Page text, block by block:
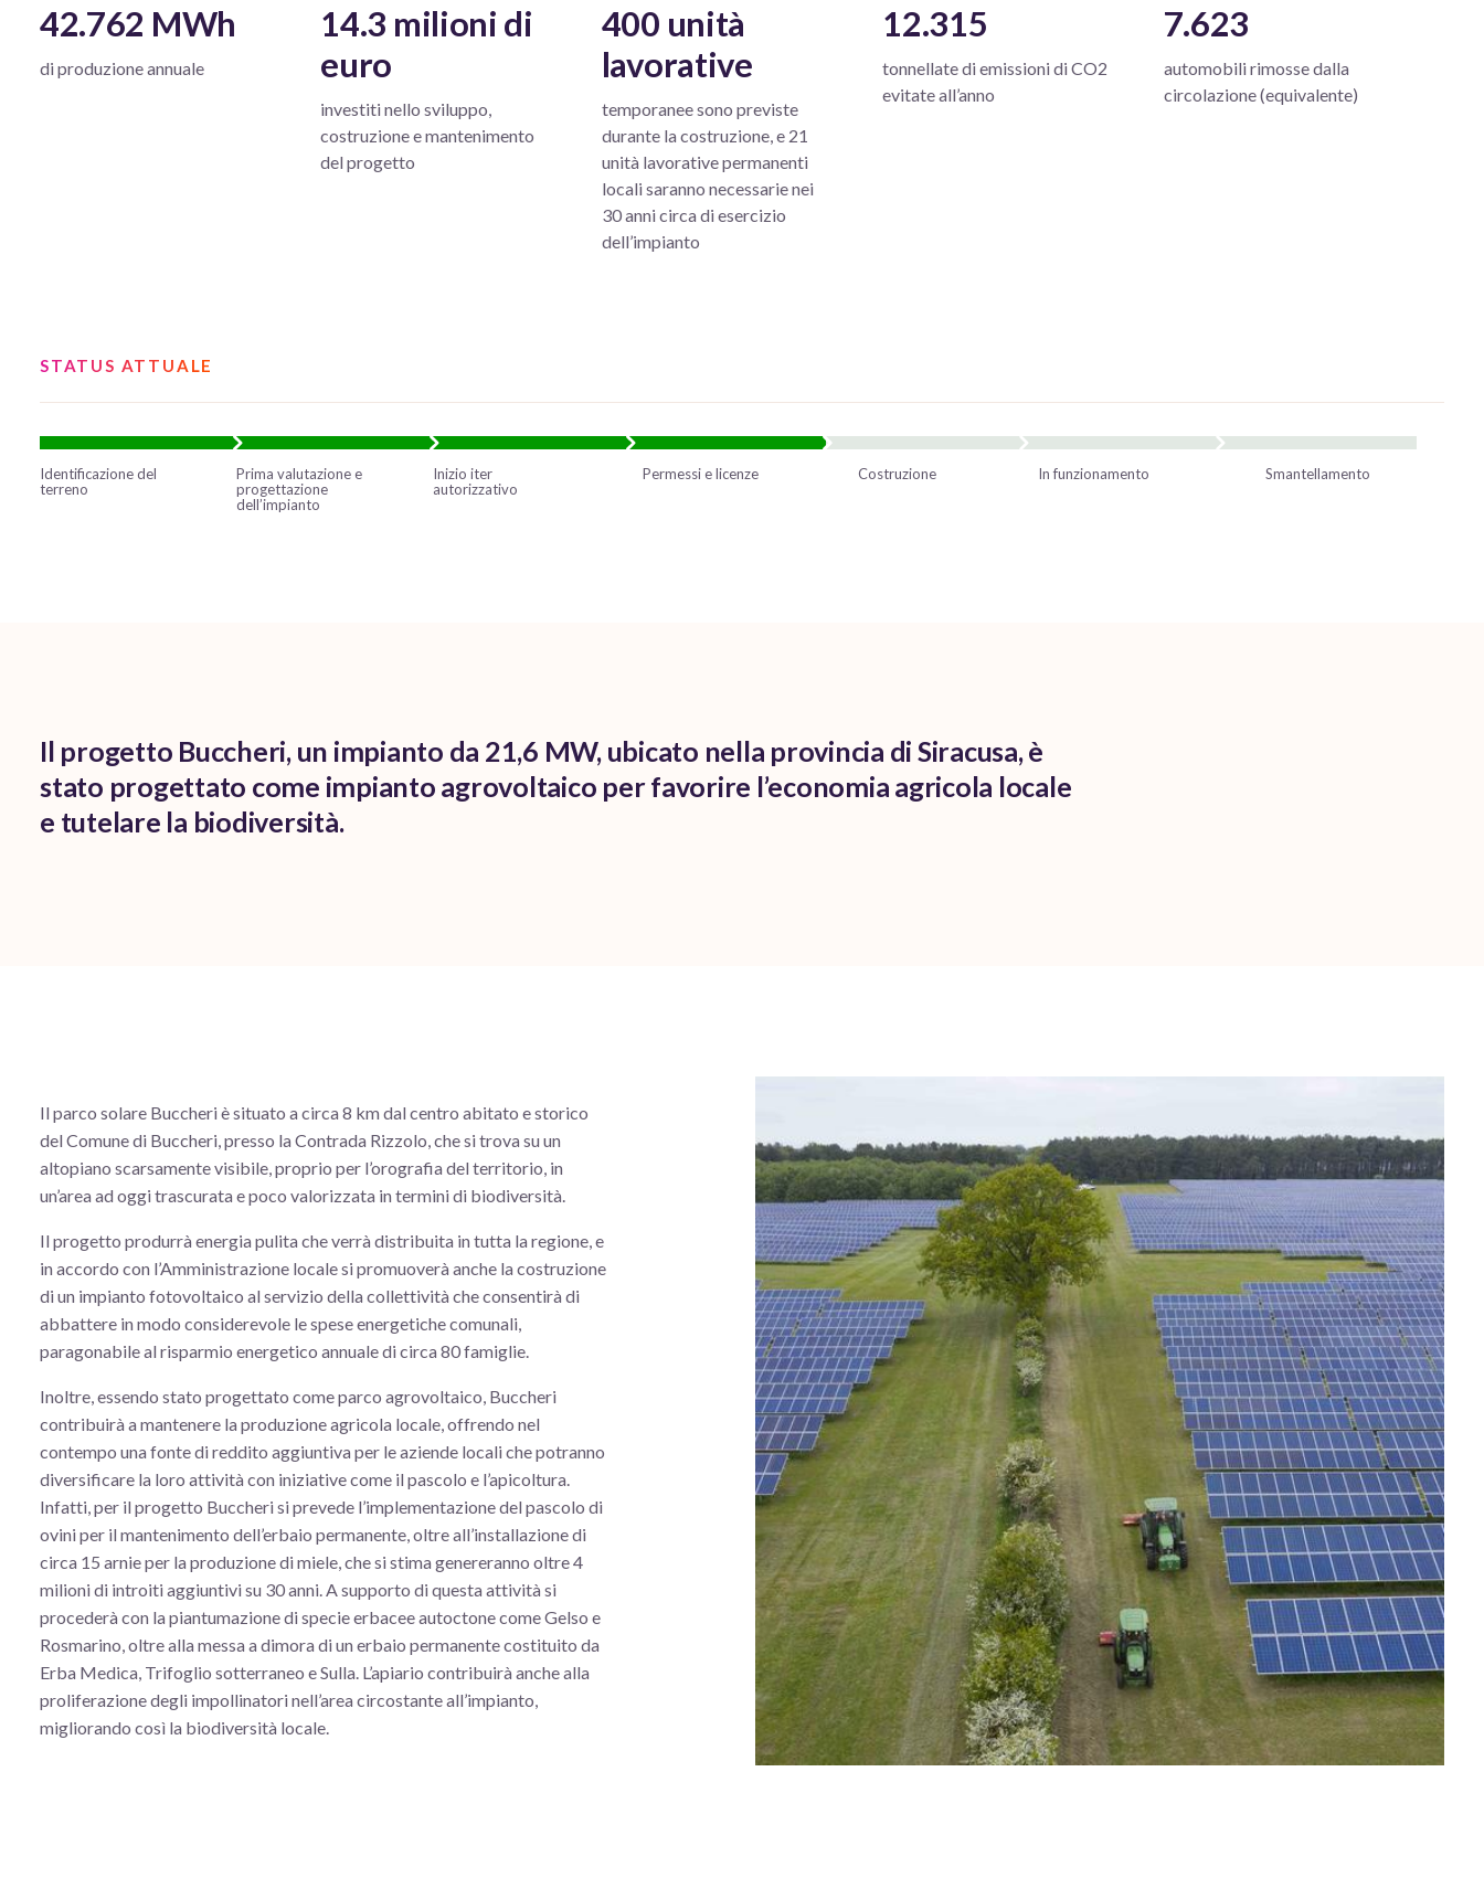
42.762 MWh
di produzione annuale
14.3 milioni di
euro
investiti nello sviluppo,
costruzione e mantenimento
del progetto
400 unità
lavorative
temporanee sono previste
durante la costruzione, e 21
unità lavorative permanenti
locali saranno necessarie nei
30 anni circa di esercizio
dell’impianto
12.315
tonnellate di emissioni di CO2
evitate all’anno
7.623
automobili rimosse dalla
circolazione (equivalente)
STATUS ATTUALE
Identificazione del
terreno
Prima valutazione e
progettazione
dell’impianto
Inizio iter
autorizzativo
Permessi e licenze Costruzione In funzionamento Smantellamento
Il progetto Buccheri, un impianto da 21,6 MW, ubicato nella provincia di Siracusa, è
stato progettato come impianto agrovoltaico per favorire l’economia agricola locale
e tutelare la biodiversità.
Il parco solare Buccheri è situato a circa 8 km dal centro abitato e storico
del Comune di Buccheri, presso la Contrada Rizzolo, che si trova su un
altopiano scarsamente visibile, proprio per l’orografia del territorio, in
un’area ad oggi trascurata e poco valorizzata in termini di biodiversità.
Il progetto produrrà energia pulita che verrà distribuita in tutta la regione, e
in accordo con l’Amministrazione locale si promuoverà anche la costruzione
di un impianto fotovoltaico al servizio della collettività che consentirà di
abbattere in modo considerevole le spese energetiche comunali,
paragonabile al risparmio energetico annuale di circa 80 famiglie.
Inoltre, essendo stato progettato come parco agrovoltaico, Buccheri
contribuirà a mantenere la produzione agricola locale, offrendo nel
contempo una fonte di reddito aggiuntiva per le aziende locali che potranno
diversificare la loro attività con iniziative come il pascolo e l’apicoltura.
Infatti, per il progetto Buccheri si prevede l’implementazione del pascolo di
ovini per il mantenimento dell’erbaio permanente, oltre all’installazione di
circa 15 arnie per la produzione di miele, che si stima genereranno oltre 4
milioni di introiti aggiuntivi su 30 anni. A supporto di questa attività si
procederà con la piantumazione di specie erbacee autoctone come Gelso e
Rosmarino, oltre alla messa a dimora di un erbaio permanente costituito da
Erba Medica, Trifoglio sotterraneo e Sulla. L’apiario contribuirà anche alla
proliferazione degli impollinatori nell’area circostante all’impianto,
migliorando così la biodiversità locale.